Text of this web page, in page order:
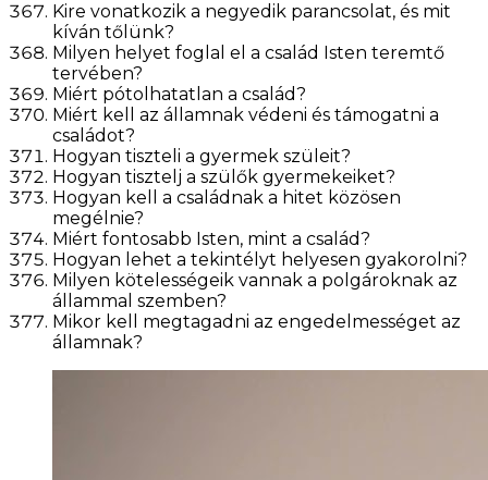
Kire vonatkozik a negyedik parancsolat, és mit
kíván tőlünk?
Milyen helyet foglal el a család Isten teremtő
tervében?
Miért pótolhatatlan a család?
Miért kell az államnak védeni és támogatni a
családot?
Hogyan tiszteli a gyermek szüleit?
Hogyan tisztelj a szülők gyermekeiket?
Hogyan kell a családnak a hitet közösen
megélnie?
Miért fontosabb Isten, mint a család?
Hogyan lehet a tekintélyt helyesen gyakorolni?
Milyen kötelességeik vannak a polgároknak az
állammal szemben?
Mikor kell megtagadni az engedelmességet az
államnak?